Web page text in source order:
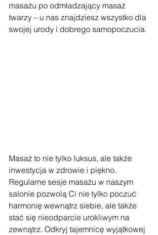
masażu po odmładzający masaż
twarzy – u nas znajdziesz wszystko dla
swojej urody i dobrego samopoczucia.
Masaż to nie tylko luksus, ale także
inwestycja w zdrowie i piękno.
Regularne sesje masażu w naszym
salonie pozwolą Ci nie tylko poczuć
harmonię wewnątrz siebie, ale także
stać się nieodparcie urokliwym na
zewnątrz. Odkryj tajemnicę wyjątkowej